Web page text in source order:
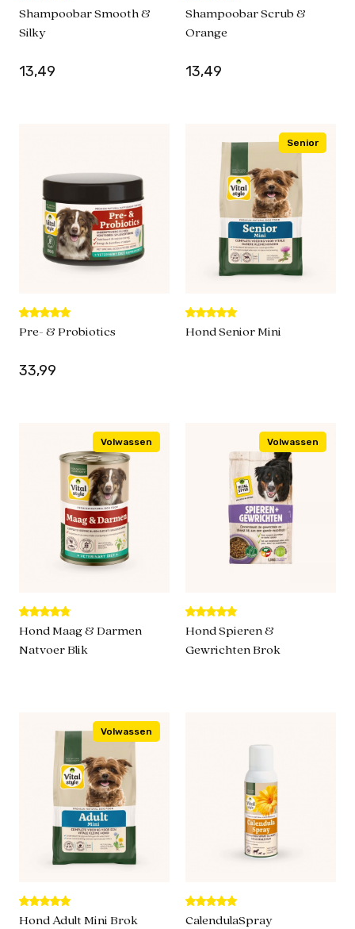
Shampoobar Smooth &
Silky
13,49
Shampoobar Scrub &
Orange
13,49
Pre- & Probiotics
33,99
Senior
Hond Senior Mini
Volwassen
Hond Maag & Darmen
Natvoer Blik
Volwassen
Hond Spieren &
Gewrichten Brok
Volwassen
Hond Adult Mini Brok CalendulaSpray